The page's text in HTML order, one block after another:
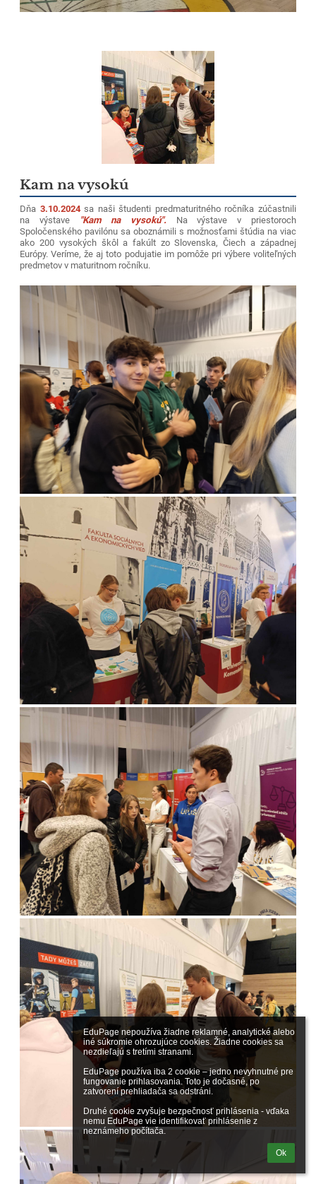
EduPage nepoužíva žiadne reklamné, analytické alebo
iné súkromie ohrozujúce cookies. Žiadne cookies sa
nezdieľajú s tretími stranami.
EduPage používa iba 2 cookie – jedno nevyhnutné pre
fungovanie prihlasovania. Toto je dočasné, po
zatvorení prehliadača sa odstráni.
Druhé cookie zvyšuje bezpečnosť prihlásenia - vďaka
nemu EduPage vie identifikovať prihlásenie z
neznámeho počítača.
Ok
Kam na vysokú
Dňa 3.10.2024sa naši študenti predmaturitného ročníka zúčastnili
na výstave
"Kam na vysokú". Na výstave v priestoroch
Spoločenského pavilónu sa oboznámili s možnosťami štúdia na viac
ako 200 vysokých škôl a fakúlt zo Slovenska, Čiech a západnej
Európy. Veríme, že aj toto podujatie im pomôže pri výbere voliteľných
predmetov v maturitnom ročníku.